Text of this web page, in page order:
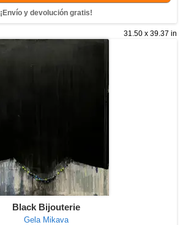
¡Envío y devolución gratis!
31.50 x 39.37 in
Black Bijouterie
Gela Mikava